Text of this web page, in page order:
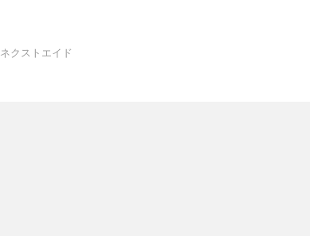
ネクストエイド